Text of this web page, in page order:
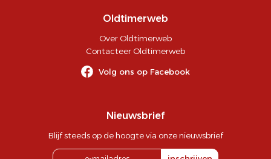
Oldtimerweb
Over Oldtimerweb
Contacteer Oldtimerweb
Volg ons op Facebook
Nieuwsbrief
Blijf steeds op de hoogte via onze nieuwsbrief